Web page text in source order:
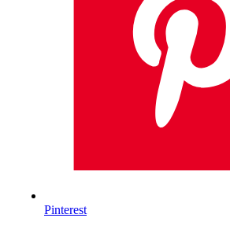
Pinterest